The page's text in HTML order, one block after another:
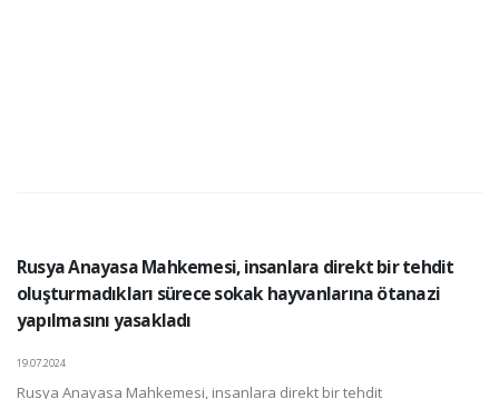
Rusya Anayasa Mahkemesi, insanlara direkt bir tehdit
oluşturmadıkları sürece sokak hayvanlarına ötanazi
yapılmasını yasakladı
19.07.2024
Rusya Anayasa Mahkemesi, insanlara direkt bir tehdit